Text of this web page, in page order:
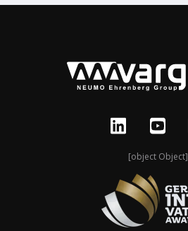
[object Object]